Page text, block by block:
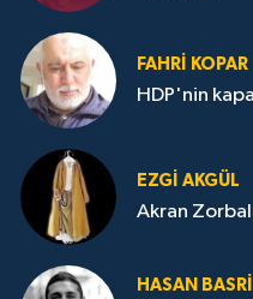
FAHRI KOPAR
HDP'nin
EZGI AKGÜL
Akran
HASAN